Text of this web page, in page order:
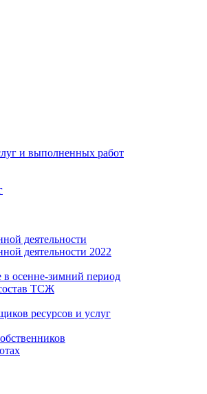
и выполненных работ
деятельности
деятельности 2022
в осенне-зимний период
ТСЖ
ресурсов и услуг